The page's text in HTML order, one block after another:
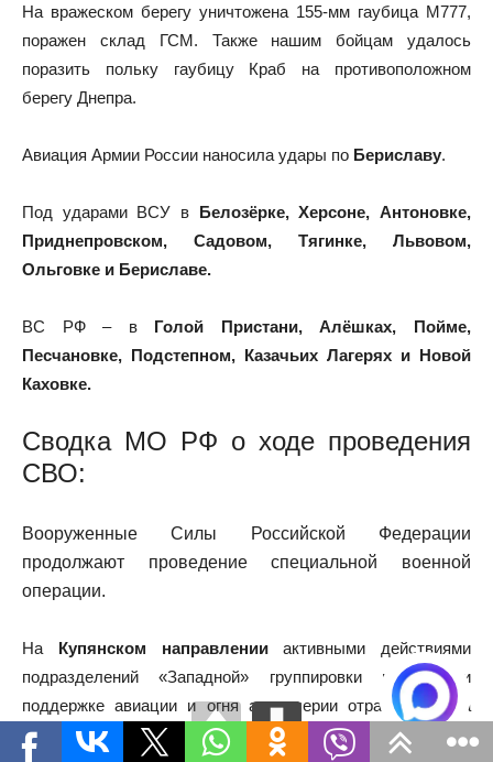
На вражеском берегу уничтожена 155-мм гаубица М777,
поражен склад ГСМ. Также нашим бойцам удалось
поразить польку гаубицу Краб на противоположном
берегу Днепра.
Авиация Армии России наносила удары по Бериславу.
Под ударами ВСУ в Белозёрке, Херсоне, Антоновке,
Приднепровском, Садовом, Тягинке, Львовом,
Ольговке и Бериславе.
ВС РФ – в Голой Пристани, Алёшках, Пойме,
Песчановке, Подстепном, Казачьих Лагерях и Новой
Каховке.
Сводка МО РФ о ходе проведения
СВО:
Вооруженные Силы Российской Федерации
продолжают проведение специальной военной
операции.
На Купянском направленииактивными действиями
подразделений «Западной» группировки войск при
поддержке авиации и огня артиллерии отражена атака
штурмовых групп 57-й механизированной бригады ВСУ в